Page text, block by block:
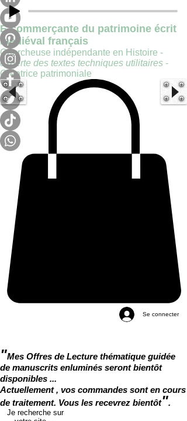
E-commerçante du patrimoine écrit
médiéval français
Chercheuse indépendante en Histoire -
experte des textes techniques utilitaires -
Créatrice patrimoniale
Se connecter
"Mes Offres de Lecture thématique guidée
de manuscrits enluminés seront bientôt
disponibles ...
Actuellement , vos commandes sont en cours
de traitement. Vous les recevrez bientôt".
Je recherche sur